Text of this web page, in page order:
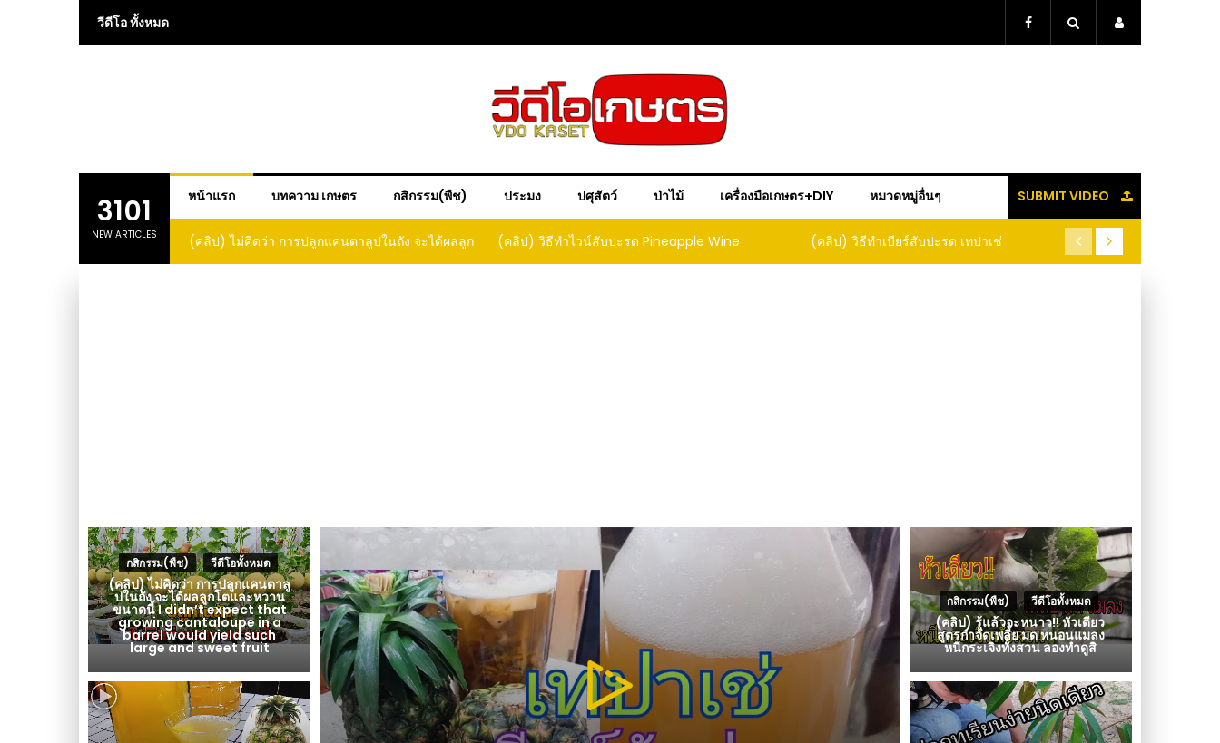
วีดีโอ ทั้งหมด
3101
NEW ARTICLES
หน้าแรก บทความ เกษตร กสิกรรม(พืช) ประมง ปศุสัตว์ ป่าไม้ เครื่องมือเกษตร+DIY หมวดหมู่อื่นๆ SUBMIT VIDEO
ปลูกแคนตาลูปในถัง จะได้ผลลูก
นาดนี้ I didn’t expect that
(คลิป) วิธีทำไวน์สับปะรด Pineapple Wine (คลิป) วิธีทำเบียร์สับปะรด เทปาเช่
(คลิป) รู้แล้วจะหนาว!! หัวเดียว สูตรกำจัดเพลี้ย มด
หนอนแมลง หนีกระเจิงทั้งสวน ลองทำดูสิ
(คลิป) ปลูกทุเรียนง่ายๆ ปลูก
ต้นคู่ แบบเสียบยอ
กสิกรรม(พืช) , วีดีโอทั้งหมด
(คลิป) ไม่คิดว่า การปลูกแคนตาลู
ปในถัง จะได้ผลลูกโตและหวาน
ขนาดนี้ I didn’t expect that
growing cantaloupe in a
barrel would yield such
large and sweet fruit
กสิกรรม(พืช) , วีดีโอทั้งหมด
(คลิป) รู้แล้วจะหนาว!! หัวเดียว
สูตรกำจัดเพลี้ย มด หนอนแมลง
หนีกระเจิงทั้งสวน ลองทำดูสิ